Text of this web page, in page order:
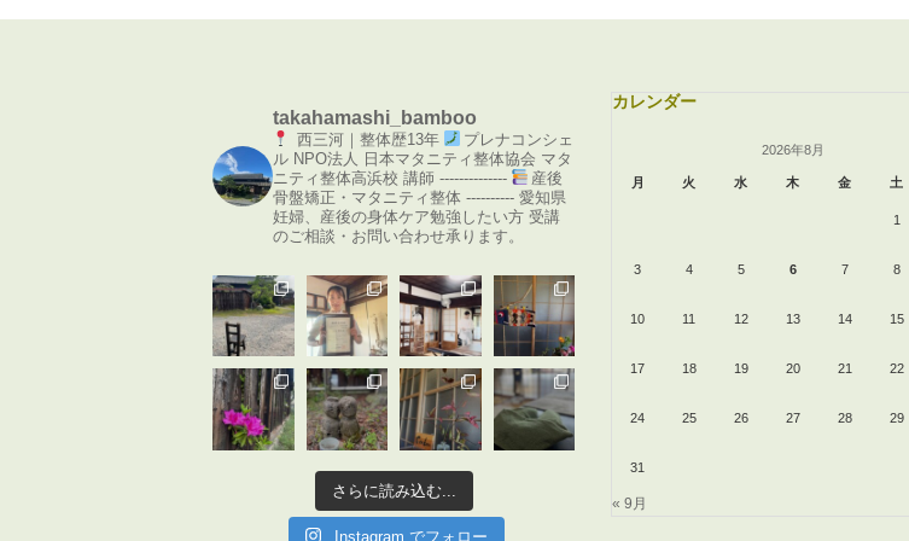
takahamashi_bamboo
西三河｜整体歴13年
プレナコンシェ
ル NPO法人 日本マタニティ整体協会 マタ
ニティ整体高浜校 講師 --------------
産後
骨盤矯正・マタニティ整体 ---------- 愛知県
妊婦、産後の身体ケア勉強したい方 受講
のご相談・お問い合わせ承ります。
さらに読み込む...
Instagram でフォロー
カレンダー
2026年8月
月 火 水 木 金 土
1
3 4 5 6 7 8
10 11 12 13 14 15
17 18 19 20 21 22
24 25 26 27 28 29
31
« 9月